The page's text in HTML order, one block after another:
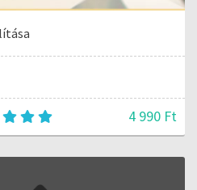
4 990 Ft